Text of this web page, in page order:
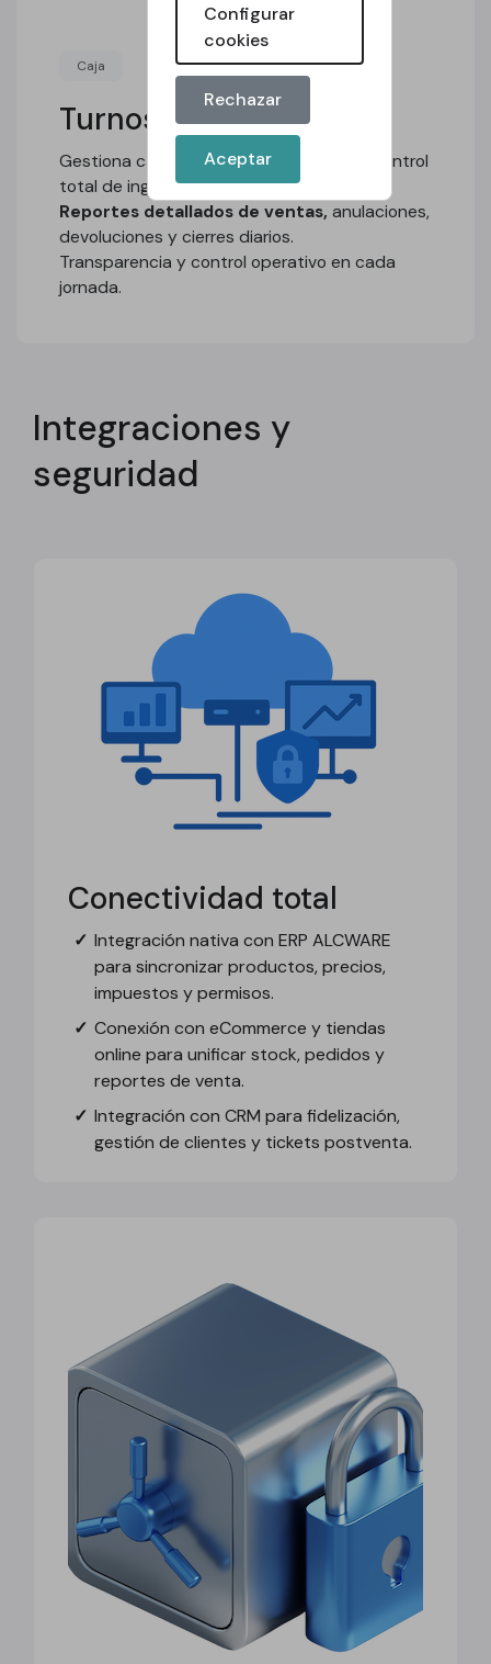
Caja
Turnos y cierres
Gestiona cajas por usuario o turno, con control
total de ingresos y arqueos.
Reportes detallados de ventas, anulaciones,
devoluciones y cierres diarios.
Transparencia y control operativo en cada
jornada.
Integraciones y
seguridad
Conectividad total
Integración nativa con ERP ALCWARE
para sincronizar productos, precios,
impuestos y permisos.
Conexión con eCommerce y tiendas
online para unificar stock, pedidos y
reportes de venta.
Integración con CRM para fidelización,
gestión de clientes y tickets postventa.
Configurar
cookies
Rechazar
Aceptar